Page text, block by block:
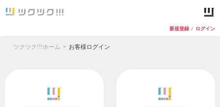
新規登録 / ログイン
ツクツク!!!ホーム お客様ログイン